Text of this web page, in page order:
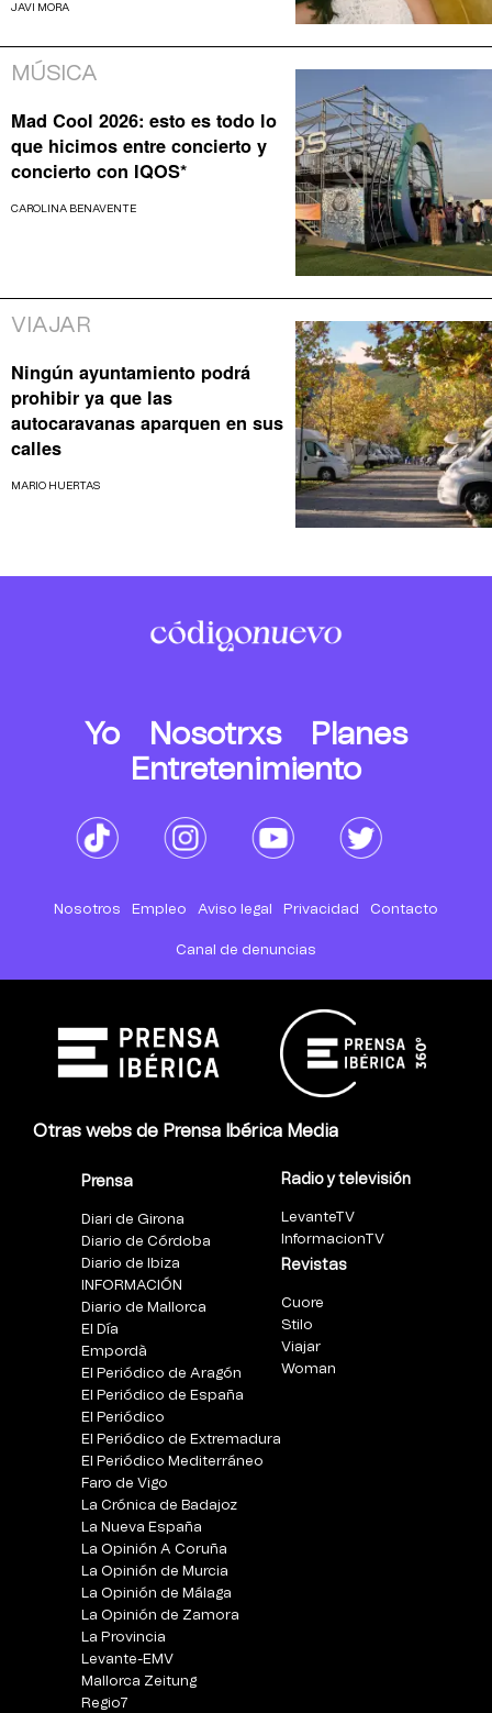
JAVI MORA
MÚSICA
Mad Cool 2026: esto es todo lo
que hicimos entre concierto y
concierto con IQOS*
CAROLINA BENAVENTE
VIAJAR
Ningún ayuntamiento podrá
prohibir ya que las
autocaravanas aparquen en sus
calles
MARIO HUERTAS
Yo Nosotrxs
Planes
Entretenimiento
Nosotros Empleo Aviso legal Privacidad Contacto
Canal de denuncias
Otras webs de Prensa Ibérica Media
Prensa
Diari de Girona
Diario de Córdoba
Diario de Ibiza
INFORMACIÓN
Diario de Mallorca
El Día
Empordà
El Periódico de Aragón
El Periódico de España
El Periódico
El Periódico de Extremadura
El Periódico Mediterráneo
Faro de Vigo
La Crónica de Badajoz
La Nueva España
La Opinión A Coruña
La Opinión de Murcia
La Opinión de Málaga
La Opinión de Zamora
La Provincia
Levante-EMV
Mallorca Zeitung
Regio7
Radio y televisión
LevanteTV
InformacionTV
Revistas
Cuore
Stilo
Viajar
Woman